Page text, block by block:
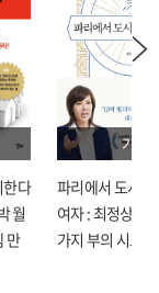
한다
월
만
기술
파리에서 도시락
여자 : 최정상으
가지 부의 시크릿